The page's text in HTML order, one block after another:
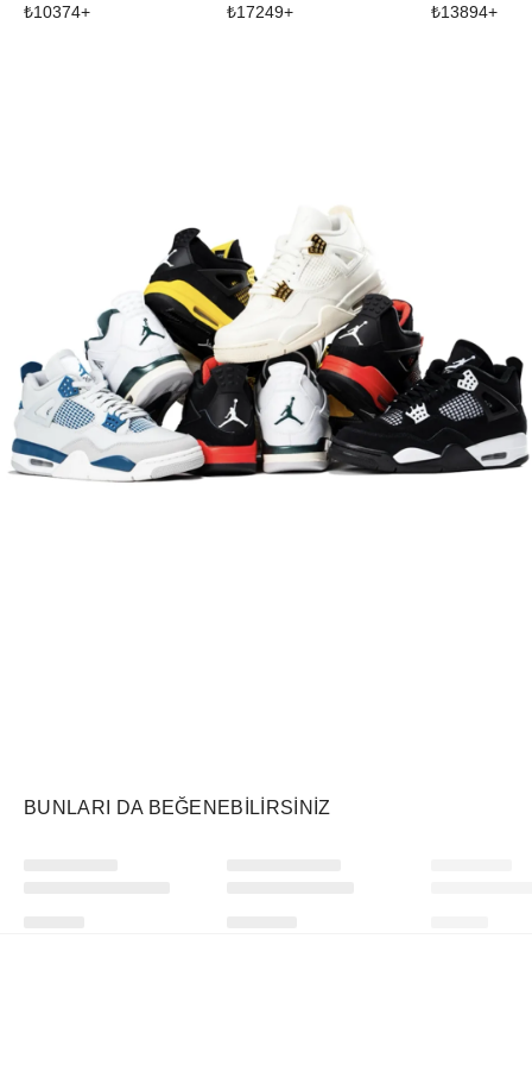
₺10374+ ₺17249+ ₺13894+
BUNLARI DA BEĞENEBILIRSINIZ